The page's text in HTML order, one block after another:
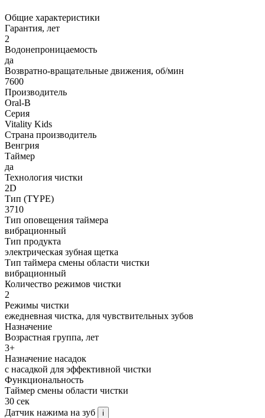
Общие характеристики
Гарантия, лет
2
Водонепроницаемость
да
Возвратно-вращательные движения, об/мин
7600
Производитель
Oral-B
Серия
Vitality Kids
Страна производитель
Венгрия
Таймер
да
Технология чистки
2D
Тип (TYPE)
3710
Тип оповещения таймера
вибрационный
Тип продукта
электрическая зубная щетка
Тип таймера смены области чистки
вибрационный
Количество режимов чистки
2
Режимы чистки
ежедневная чистка, для чувствительных зубов
Назначение
Возрастная группа, лет
3+
Назначение насадок
с насадкой для эффективной чистки
Функциональность
Таймер смены области чистки
30 сек
Датчик нажима на зуб
i